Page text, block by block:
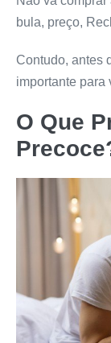
bula, preço,
Contudo, antes
importante
O Que